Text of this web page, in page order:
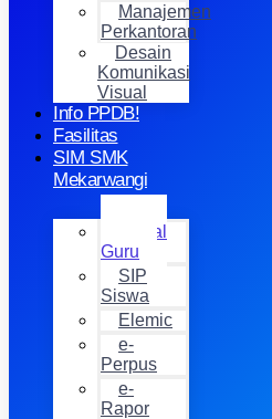
Manajemen
Perkantoran
Desain
Komunikasi
Visual
Info PPDB!
Fasilitas
SIM SMK
Mekarwangi
Jurnal
Guru
SIP
Siswa
Elemic
e-
Perpus
e-
Rapor